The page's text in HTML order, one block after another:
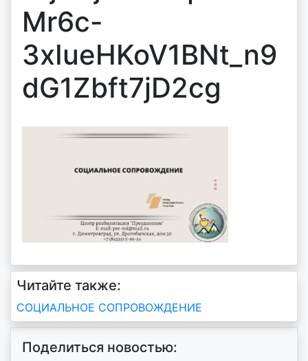
Mr6c-
3xIueHKoV1BNt_n9
dG1Zbft7jD2cg
Читайте также:
Навигация
по
СОЦИАЛЬНОЕ СОПРОВОЖДЕНИЕ
Поделиться новостью: